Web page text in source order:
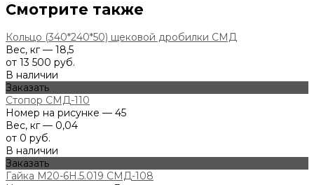
Смотрите также
Кольцо (340*240*50) щековой дробилки СМД
Вес, кг — 18,5
от 13 500 руб.
В наличии
Заказать
Стопор СМД-110
Номер на рисунке — 45
Вес, кг — 0,04
от 0 руб.
В наличии
Заказать
Гайка М20-6Н.5.019 СМД-108